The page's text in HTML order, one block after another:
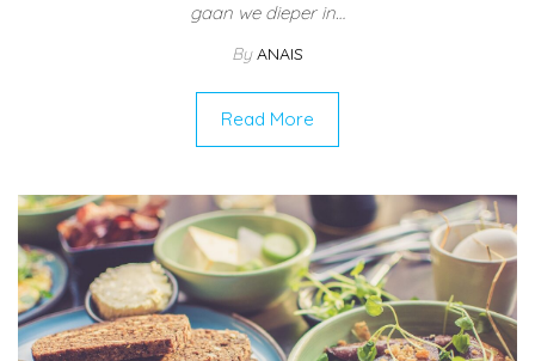
gaan we dieper in…
By ANAIS
Read More